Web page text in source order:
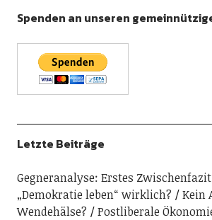
Spenden an unseren
Letzte Beiträge
Gegneranalyse: Erstes Zwischenfazit
„Demokratie leben“ wirklich?
Kein
Wendehälse?
Postliberale